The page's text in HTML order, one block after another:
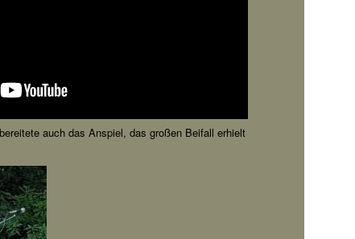
auch das Anspiel, das großen Beifall erhielt